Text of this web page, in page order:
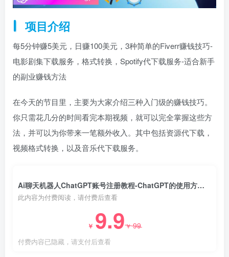
项目介绍
每5分钟赚5美元，日赚100美元，3种简单的Fiverr赚钱技巧-
电影剧集下载服务，格式转换，Spotify代下载服务-适合新手
的副业赚钱方法
在今天的节目里，主要为大家介绍三种入门级的赚钱技巧。
你只需花几分的时间看完本期视频，就可以完全掌握这些方
法，并可以为你带来一笔额外收入。其中包括资源代下载，
视频格式转换，以及音乐代下载服务。
Ai聊天机器人ChatGPT账号注册教程-ChatGPT的使用方法，3种盈利模式
此内容为付费阅读，请付费后查看
￥ 9.9￥99
付费内容已隐藏，请支付后查看